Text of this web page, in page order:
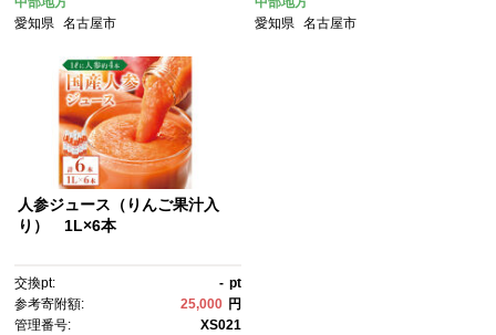
愛知県
名古屋市
愛知県 名古屋市
人参ジュース（りんご果汁入
り） 1L×6本
交換pt: - pt
参考寄附額:
25,000 円
管理番号:
XS021